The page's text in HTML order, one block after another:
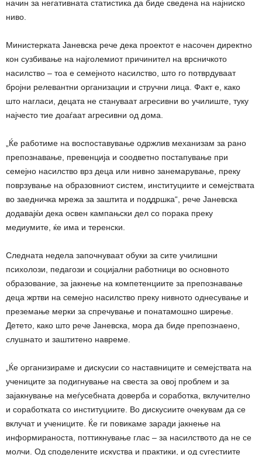
начин за негативната статистика да биде сведена на најниско
ниво.
Министерката Јаневска рече дека проектот е насочен директно
кон сузбивање на најголемиот причинител на врсничкото
насилство – тоа е семејното насилство, што го потврдуваат
бројни релевантни организации и стручни лица. Факт е, како
што нагласи, децата не стануваат агресивни во училиште, туку
најчесто тие доаѓаат агресивни од дома.
„Ќе работиме на воспоставување одржлив механизам за рано
препознавање, превенција и соодветно постапување при
семејно насилство врз деца или нивно занемарување, преку
поврзување на образовниот систем, институциите и семејствата
во заедничка мрежа за заштита и поддршка“, рече Јаневска
додавајќи дека освен кампањски дел со порака преку
медиумите, ќе има и теренски.
Следната недела започнуваат обуки за сите училишни
психолози, педагози и социјални работници во основното
образование, за јакнење на компетенциите за препознавање
деца жртви на семејно насилство преку нивното однесување и
преземање мерки за спречување и понатамошно ширење.
Детето, како што рече Јаневска, мора да биде препознаено,
слушнато и заштитено навреме.
„Ќе организираме и дискусии со наставниците и семејствата на
учениците за подигнување на свеста за овој проблем и за
зајакнување на меѓусебната доверба и соработка, вклучително
и соработката со институциите. Во дискусиите очекувам да се
вклучат и учениците. Ќе ги повикаме заради јакнење на
информираноста, поттикнување глас – за насилството да не се
молчи. Од споделените искуства и практики, и од сугестиите